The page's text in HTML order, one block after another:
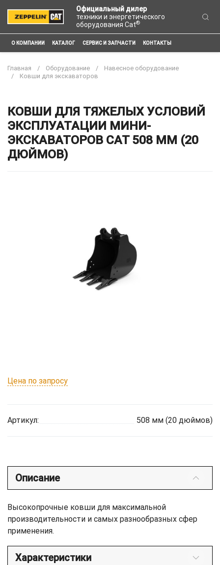
Официальный дилер
техники и энергетического
оборудования Cat®
О КОМПАНИИ КАТАЛОГ СЕРВИС И ЗАПЧАСТИ КОНТАКТЫ
Главная Оборудование
Навесное оборудование
Ковши для экскаваторов
КОВШИ ДЛЯ ТЯЖЕЛЫХ УСЛОВИЙ
ЭКСПЛУАТАЦИИ МИНИ-
ЭКСКАВАТОРОВ CAT 508 ММ (20
ДЮЙМОВ)
Цена по запросу
Артикул: 508 мм (20 дюймов)
Описание
Высокопрочные ковши для максимальной
производительности и самых разнообразных сфер
применения.
Характеристики